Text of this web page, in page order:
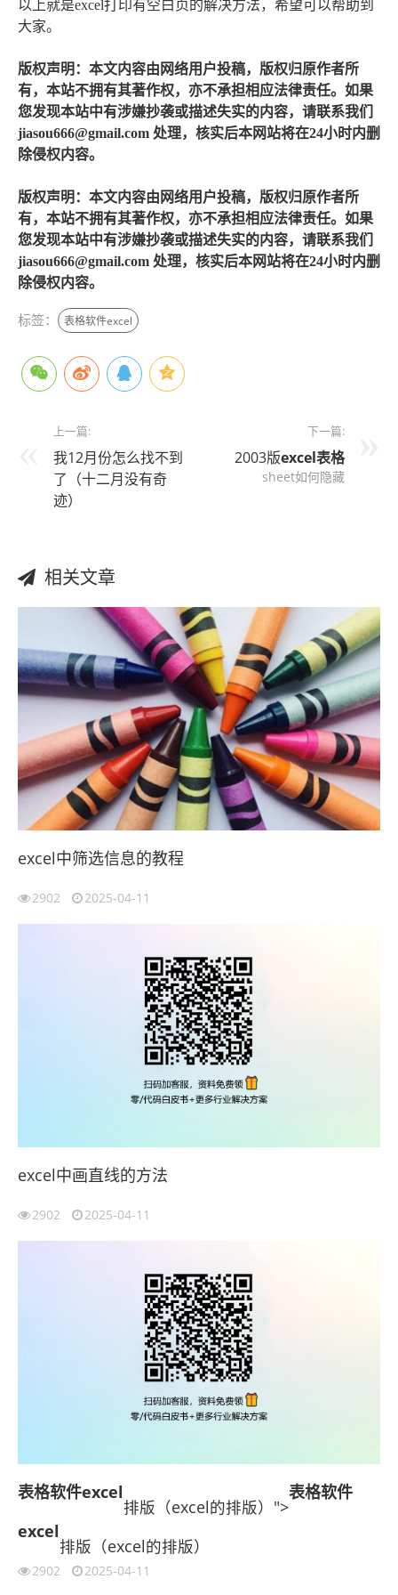
以上就是excel打印有空白页的解决方法，希望可以帮助到
大家。
版权声明：本文内容由网络用户投稿，版权归原作者所
有，本站不拥有其著作权，亦不承担相应法律责任。如果
您发现本站中有涉嫌抄袭或描述失实的内容，请联系我们
jiasou666@gmail.com 处理，核实后本网站将在24小时内删
除侵权内容。
版权声明：本文内容由网络用户投稿，版权归原作者所
有，本站不拥有其著作权，亦不承担相应法律责任。如果
您发现本站中有涉嫌抄袭或描述失实的内容，请联系我们
jiasou666@gmail.com 处理，核实后本网站将在24小时内删
除侵权内容。
标签： 表格软件excel
上一篇:
我12月份怎么找不到
了（十二月没有奇
迹）
下一篇:
2003版excel表格
sheet如何隐藏
相关文章
excel中筛选信息的教程
2902 2025-04-11
excel中画直线的方法
2902 2025-04-11
表格软件excel
排版（excel的排版）">
表格软件
excel
排版（excel的排版）
2902 2025-04-11